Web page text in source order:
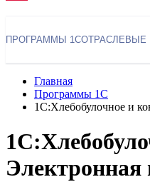
ПРОГРАММЫ 1СОТРАСЛЕВЫЕ
Главная
Программы 1С
1С:Хлебобулочное и
Электронная